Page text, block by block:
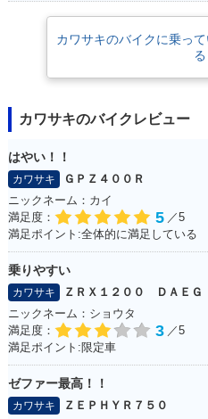
カワサキのバイクに乗っ
る
カワサキのバイクレビュー
はやい！！
カワサキ
ＧＰＺ４００Ｒ
ニックネーム：カイ
満足度：
5 ／5
満足ポイント:全体的に満足している
乗りやすい
カワサキ
ＺＲＸ１２００ ＤＡＥＧ
ニックネーム：ショウタ
満足度：
3 ／5
満足ポイント:限定車
ゼファー最高！！
カワサキ
ＺＥＰＨＹＲ７５０